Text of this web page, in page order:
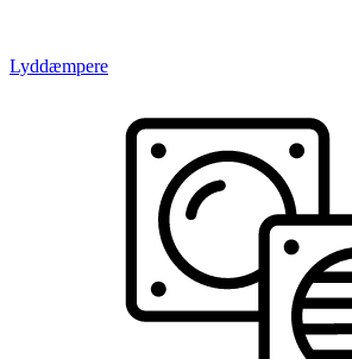
Lyddæmpere